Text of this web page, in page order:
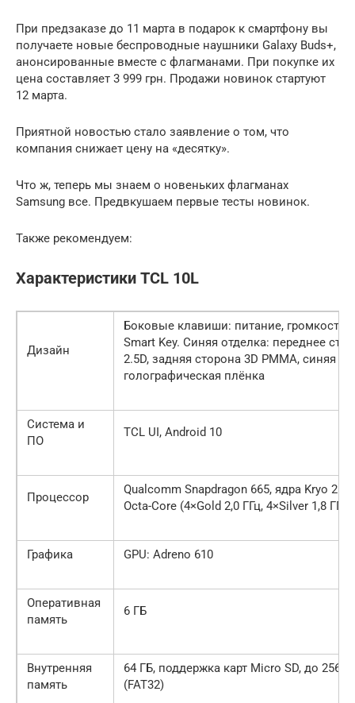
При предзаказе до 11 марта в подарок к смартфону вы
получаете новые беспроводные наушники Galaxy Buds+,
анонсированные вместе с флагманами. При покупке их
цена составляет 3 999 грн. Продажи новинок стартуют
12 марта.
Приятной новостью стало заявление о том, что
компания снижает цену на «десятку».
Что ж, теперь мы знаем о новеньких флагманах
Samsung все. Предвкушаем первые тесты новинок.
Также рекомендуем:
Характеристики TCL 10L
Дизайн
Боковые клавиши: питание, громкость,
Smart Key. Синяя отделка: переднее
2.5D, задняя сторона 3D PMMA, синяя
голографическая плёнка
Система и
ПО
TCL UI, Android 10
Процессор
Qualcomm Snapdragon 665, ядра Kryo 260
Octa-Core (4×Gold 2,0 ГГц, 4×Silver 1,8 ГГц)
Графика GPU: Adreno 610
Оперативная
память
6 ГБ
Внутренняя
память
64 ГБ, поддержка карт Micro SD, до 256
(FAT32)